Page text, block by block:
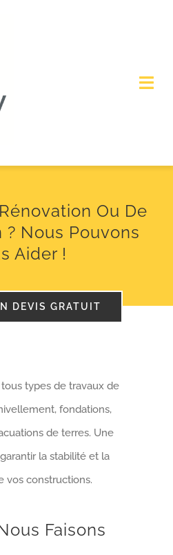
Ou De
Nous Pouvons
Aider !
DEVIS GRATUIT
types de travaux de
fondations,
de terres. Une
la stabilité et la
vos constructions.
Faisons